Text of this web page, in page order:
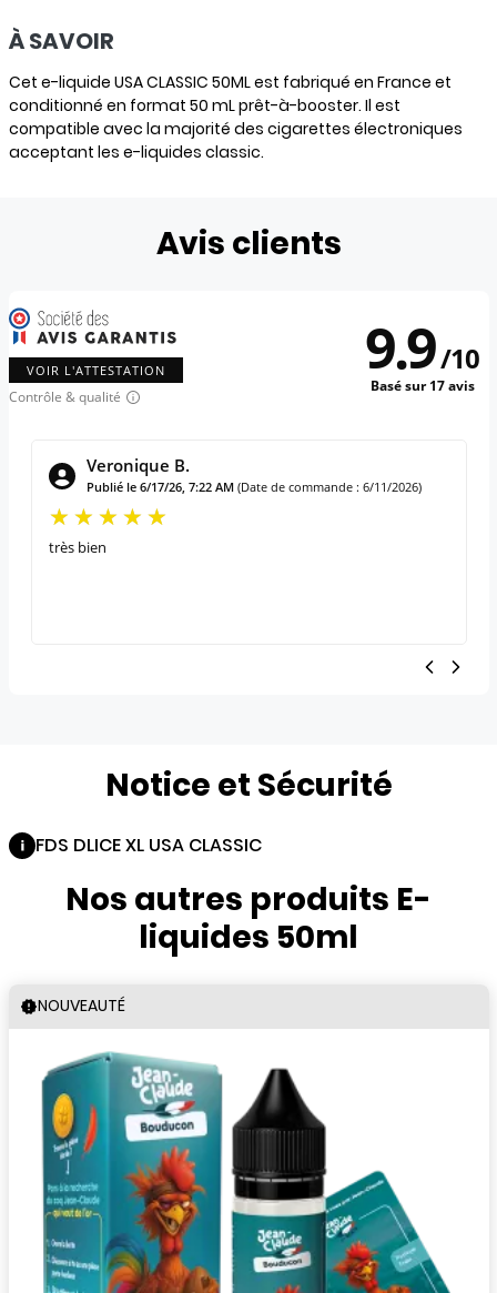
À SAVOIR
Cet e-liquide USA CLASSIC 50ML est fabriqué en France et
conditionné en format 50 mL prêt-à-booster. Il est
compatible avec la majorité des cigarettes électroniques
acceptant les e-liquides classic.
Avis clients
VOIR L'ATTESTATION
Contrôle & qualité
9.9/10
Basé sur 17 avis
Veronique B.
Publié le 6/17/26, 7:22 AM (Date de commande : 6/11/2026)
très bien
Notice et Sécurité
FDS DLICE XL USA CLASSIC
Nos autres produits E-
liquides 50ml
NOUVEAUTÉ